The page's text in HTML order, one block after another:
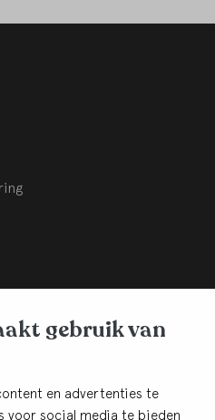
gebruik van
en advertenties te
voor social media te bieden